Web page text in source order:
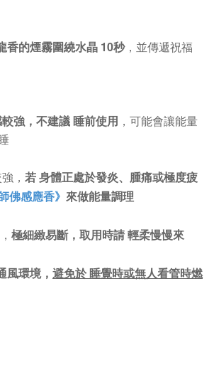
香的煙霧圍繞水晶 10秒，並傳遞祝福
強，不建議 睡前使用 ，可能會讓能量
， 若 身體正處於發炎、腫痛或極度疲
佛感應香》 來做能量調理
， 極細緻易斷，取用時請 輕柔慢慢來
風環境， 避免於 睡覺時或無人看管時燃